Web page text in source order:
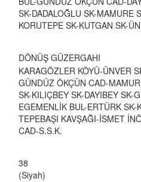
SK-DADALOĞLU SK-MAMURE
KORUTEPE SK-KUTGAN SK-
DÖNÜŞ GÜZERGAHI
KARAGÖZLER KÖYÜ-ÜNVER
GÜNDÜZ ÖKÇÜN CAD-
SK-KILIÇBEY SK-DAYIBEY SK-
EGEMENLİK BUL-ERTÜRK SK-
TEPEBAŞI KAVŞAĞI-İSMET
CAD-S.S.K.
38
(Siyah)